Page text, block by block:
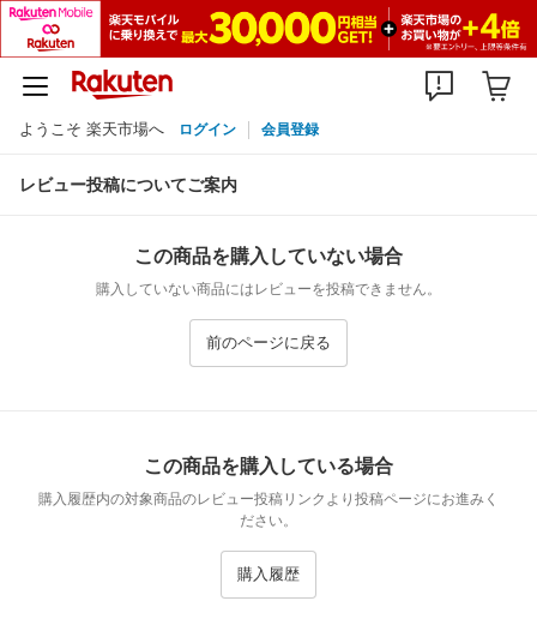
ようこそ 楽天市場へ ログイン 会員登録
レビュー投稿についてご案内
この商品を購入していない場合
購入していない商品にはレビューを投稿できません。
前のページに戻る
この商品を購入している場合
購入履歴内の対象商品のレビュー投稿リンクより投稿ページにお進みく
ださい。
購入履歴